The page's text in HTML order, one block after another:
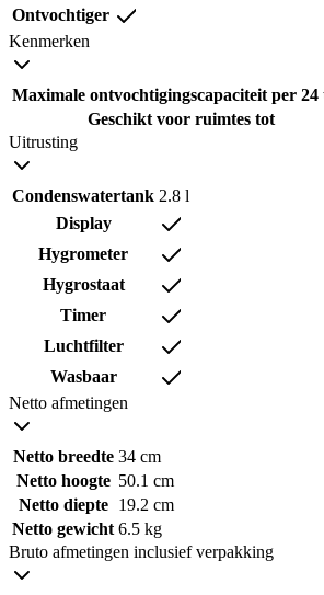
Ontvochtiger
Kenmerken
Maximale ontvochtigingscapaciteit per
Geschikt voor ruimtes tot
Uitrusting
Condenswatertank 2.8 l
Display
Hygrometer
Hygrostaat
Timer
Luchtfilter
Wasbaar
Netto afmetingen
Netto breedte 34 cm
Netto hoogte 50.1 cm
Netto diepte
19.2 cm
Netto gewicht 6.5 kg
Bruto afmetingen inclusief verpakking